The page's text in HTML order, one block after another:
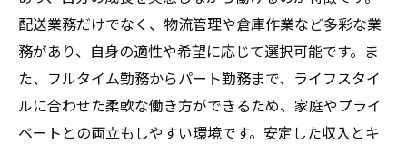
配送業務だけでなく、物流管理や倉庫作業など多彩な業
務があり、自身の適性や希望に応じて選択可能です。ま
た、フルタイム勤務からパート勤務まで、ライフスタイ
ルに合わせた柔軟な働き方ができるため、家庭やプライ
ベートとの両立もしやすい環境です。安定した収入とキ